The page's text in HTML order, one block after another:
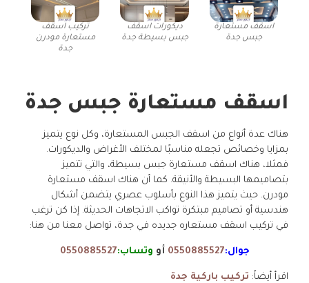
اسقف مستعارة
جبس جدة
ديكورات اسقف
جبس بسيطة جدة
تركيب اسقف
مستعارة مودرن
جدة
اسقف مستعارة جبس جدة
هناك عدة أنواع من اسقف الجبس المستعارة، وكل نوع يتميز
بمزايا وخصائص تجعله مناسبًا لمختلف الأغراض والديكورات.
فمثلا، هناك اسقف مستعارة جبس بسيطة، والتي تتميز
بتصاميمها البسيطة والأنيقة. كما أن هناك اسقف مستعارة
مودرن. حيث يتميز هذا النوع بأسلوب عصري يتضمن أشكال
هندسية أو تصاميم مبتكرة تواكب الاتجاهات الحديثة. إذا كن ترغب
في تركيب اسقف مستعاره جديده في جدة، تواصل معنا من هنا:
جوال:0550885527 أو وتساب:0550885527
اقرأ أيضاً: تركيب باركية جدة